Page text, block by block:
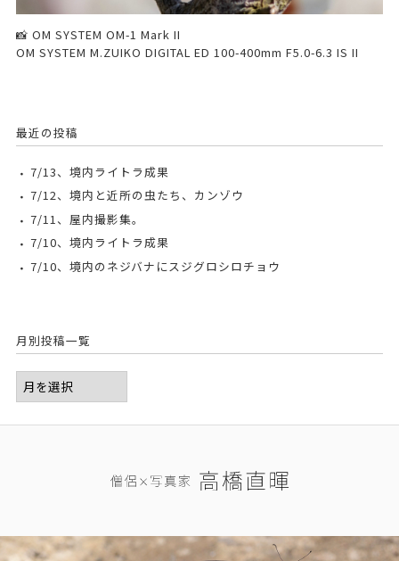
📸 OM SYSTEM OM-1 Mark II
OM SYSTEM M.ZUIKO DIGITAL ED 100-400mm F5.0-6.3 IS II
最近の投稿
7/13、境内ライトラ成果
7/12、境内と近所の虫たち、カンゾウ
7/11、屋内撮影集。
7/10、境内ライトラ成果
7/10、境内のネジバナにスジグロシロチョウ
月別投稿一覧